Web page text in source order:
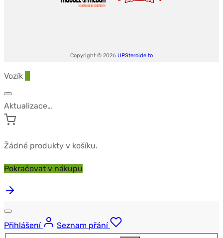
Copyright © 2026 UPSteroide.to
Vozík
Aktualizace…
Žádné produkty v košíku.
Pokračovat v nákupu
Přihlášení
Seznam přání